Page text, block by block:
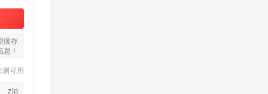
缓存
！
测可用
zip